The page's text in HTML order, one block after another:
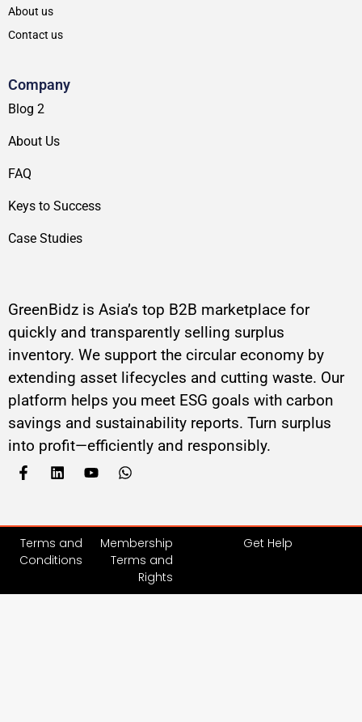
GreenBidz is Asia’s top B2B marketplace for
quickly and transparently selling surplus
inventory. We support the circular economy by
extending asset lifecycles and cutting waste. Our
platform helps you meet ESG goals with carbon
savings and sustainability reports. Turn surplus
into profit—efficiently and responsibly.
About us
Contact us
Company
Blog 2
About Us
FAQ
Keys to Success
Case Studies
Terms and
Conditions
Membership
Terms and
Rights
Get Help